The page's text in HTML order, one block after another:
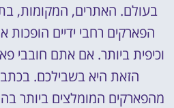
בעולם. האתרים, המקומות,
הפארקים רחבי ידיים הופכות
וכיפית ביותר. אם אתם חובבי
הזאת היא בשבילכם.
מהפארקים המומלצים ביותר